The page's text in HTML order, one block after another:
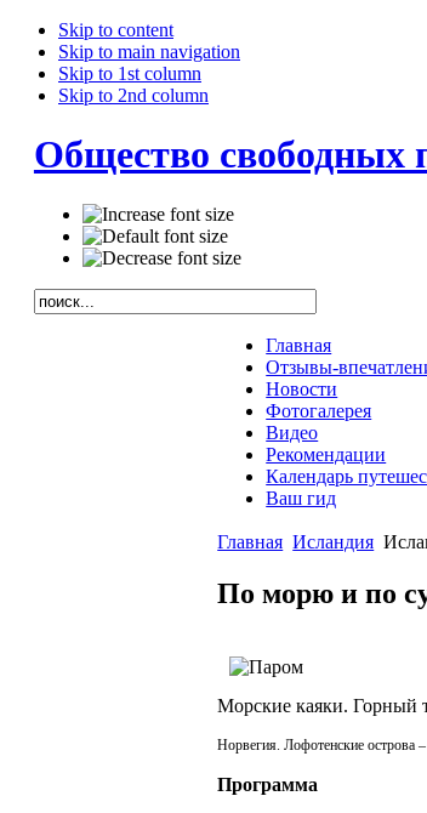
Skip to content
Skip to main navigation
Skip to 1st column
Skip to 2nd column
Общество свободных
Главная
Отзывы-
Новости
Фотогалерея
Видео
Рекомендации
Календарь
Ваш гид
Главная Исландия
По морю и по
Морские каяки. Горный
Норвегия. Лофотенские острова
Программа